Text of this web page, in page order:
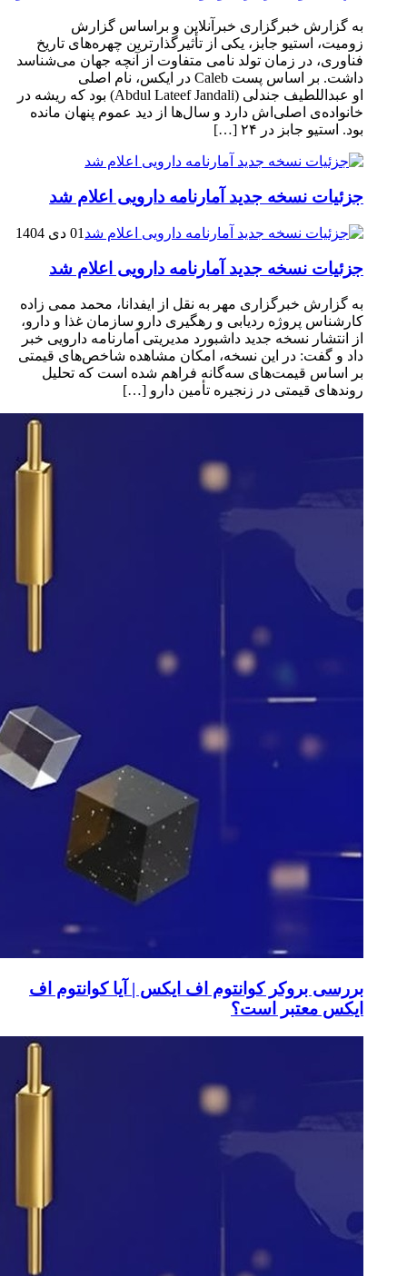
به گزارش خبرگزاری خبرآنلاین و براساس گزارش
زومیت، استیو جابز، یکی از تأثیرگذارترین چهره‌های تاریخ
فناوری، در زمان تولد نامی متفاوت از آنچه جهان می‌شناسد
داشت. بر اساس پست Caleb در ایکس، نام اصلی
او عبداللطیف جندلی (Abdul Lateef Jandali) بود که ریشه در
خانواده‌ی اصلی‌اش دارد و سال‌ها از دید عموم پنهان مانده
بود. استیو جابز در ۲۴ […]
جزئیات نسخه جدید آمارنامه دارویی اعلام شد
01 دی 1404
جزئیات نسخه جدید آمارنامه دارویی اعلام شد
به گزارش خبرگزاری مهر به نقل از ایفدانا، محمد ممی زاده
کارشناس پروژه ردیابی و رهگیری دارو سازمان غذا و دارو،
از انتشار نسخه جدید داشبورد مدیریتی آمارنامه دارویی خبر
داد و گفت: در این نسخه، امکان مشاهده شاخص‌های قیمتی
بر اساس قیمت‌های سه‌گانه فراهم شده است که تحلیل
روندهای قیمتی در زنجیره تأمین دارو […]
بررسی بروکر کوانتوم اف ایکس | آیا کوانتوم اف
ایکس معتبر است؟